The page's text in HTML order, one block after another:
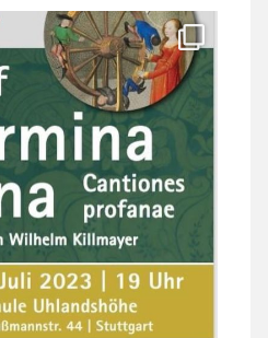
Juli 22